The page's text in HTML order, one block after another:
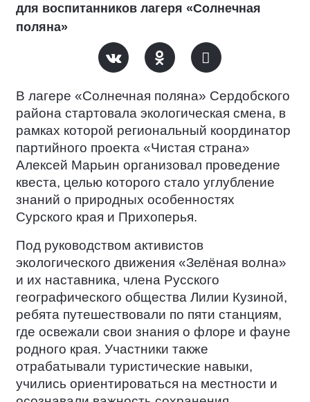
для воспитанников лагеря «Солнечная
поляна»
В лагере «Солнечная поляна» Сердобского
района стартовала экологическая смена, в
рамках которой региональный координатор
партийного проекта «Чистая страна»
Алексей Марьин организовал проведение
квеста, целью которого стало углубление
знаний о природных особенностях
Сурского края и Прихоперья.
Под руководством активистов
экологического движения «Зелёная волна»
и их наставника, члена Русского
географического общества Лилии Кузиной,
ребята путешествовали по пяти станциям,
где освежали свои знания о флоре и фауне
родного края. Участники также
отрабатывали туристические навыки,
учились ориентироваться на местности и